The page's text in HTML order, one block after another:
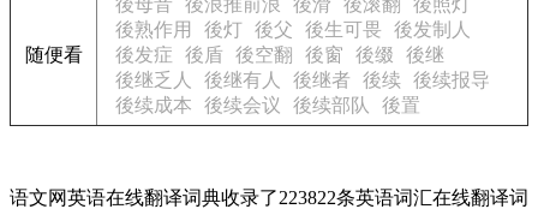
随便看
後母音 後浪推前浪 後滑 後滚翻
後照灯
後熟作用
後灯 後父 後生可畏
後发制人
後发症
後盾 後空翻 後窗 後缀
後继
後继乏人
後继有人 後继者 後续 後续报导
後续成本
後续会议 後续部队 後置
语文网英语在线翻译词典收录了223822条英语词汇在线翻译词